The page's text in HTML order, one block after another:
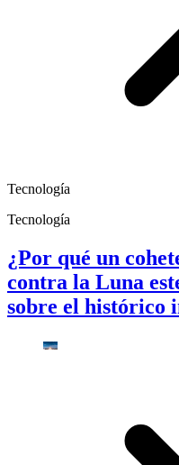
Tecnología
Tecnología
¿Por qué un
contra la Luna
sobre el histórico